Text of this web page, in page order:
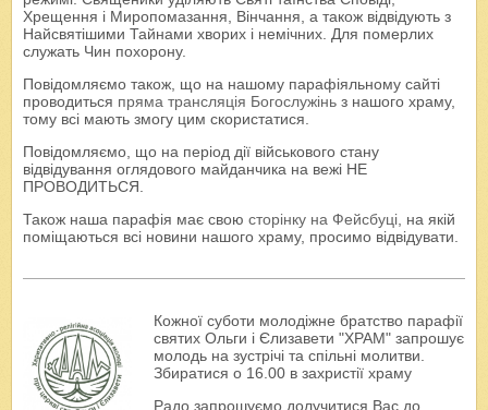
Хрещення і Миропомазання, Вінчання, а також відвідують з
Найсвятішими Тайнами хворих і немічних. Для померлих
служать Чин похорону.
Повідомляємо також, що на нашому парафіяльному сайті
проводиться пряма трансляція Богослужінь з нашого храму,
тому всі мають змогу цим скористатися.
Повідомляємо, що на період дії військового стану
відвідування оглядового майданчика на вежі НЕ
ПРОВОДИТЬСЯ.
Також наша парафія має свою сторінку на Фейсбуці, на якій
поміщаються всі новини нашого храму, просимо відвідувати.
Кожної суботи молодіжне братство парафії
святих Ольги і Єлизавети "ХРАМ" запрошує
молодь на зустрічі та спільні молитви.
Збиратися о 16.00 в захристії храму
Радо запрошуємо долучитися Вас до